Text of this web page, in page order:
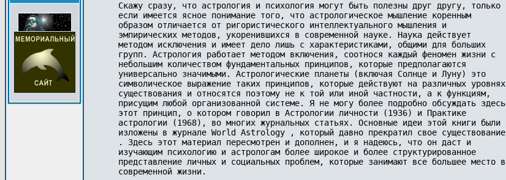
Скажу сразу, что астрология и психология могут быть полезны друг другу, только
если имеется ясное понимание того, что астрологическое мышление коренным
образом отличается от ригористического интеллектуального мышления и
эмпирических методов, укоренившихся в современной науке. Наука действует
методом исключения и имеет дело лишь с характеристиками, общими для больших
групп. Астрология работает методом включения, соотнося каждый феномен жизни с
небольшим количеством фундаментальных принципов, которые предполагаются
универсально значимыми. Астрологические планеты (включая Солнце и Луну) это
символическое выражение таких принципов, которые действуют на различных уровнях
существования и относятся поэтому не к той или иной частности, а к функциям,
присущим любой организованной системе. Я не могу более подробно обсуждать здесь
этот принцип, о котором говорил в Астрологии личности (1936) и Практике
астрологии (1968), во многих журнальных статьях. Основные идеи этой книги были
изложены в журнале World Astrology , который давно прекратил свое существование
. Здесь этот материал пересмотрен и дополнен, и я надеюсь, что он даст и
изучающим психологию и астрологам более широкое и более структурированное
представление личных и социальных проблем, которые занимают все большее место в
современной жизни.